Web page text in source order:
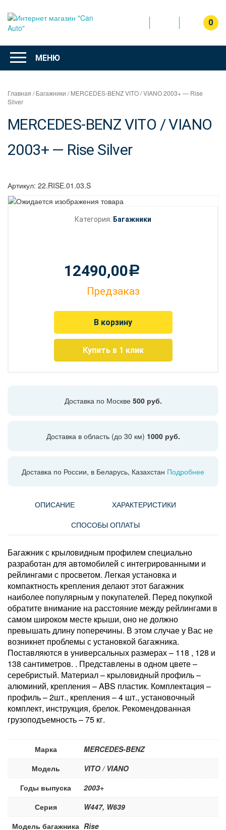
содержимому
Интернет
магазин
"Can Auto"
0
МЕНЮ
Главная /Багажники / MERCEDES-BENZ VITO / VIANO 2003+ — Rise
Silver
MERCEDES-BENZ VITO / VIANO
2003+ — Rise Silver
Артикул: 22.RISE.01.03.S
Категория: Багажники
12490,00Р
Предзаказ
В корзину
Купить в 1 клик
Доставка по Москве 500 руб.
Доставка в область (до 30 км) 1000 руб.
Доставка по России, в Беларусь, Казахстан Подробнее
ОПИСАНИЕ
ХАРАКТЕРИСТИКИ
СПОСОБЫ ОПЛАТЫ
Багажник с крыловидным профилем специально
разработан для автомобилей с интегрированными и
рейлингами с просветом. Легкая установка и
компактность крепления делают этот багажник
наиболее популярным у покупателей. Перед покупкой
обратите внимание на расстояние между рейлингами в
самом широком месте крыши, оно не должно
превышать длину поперечины. В этом случае у Вас не
возникнет проблемы с установкой багажника.
Поставляются в универсальных размерах – 118 , 128 и
138 сантиметров. . Представлены в одном цвете –
серебристый. Материал – крыловидный профиль –
алюминий, крепления – ABS пластик. Комплектация –
профиль – 2шт., крепления – 4 шт., установочный
комплект, инструкция, брелок. Рекомендованная
грузоподъемность – 75 кг.
Марка
MERCEDES-BENZ
Модель
VITO / VIANO
Годы выпуска
2003+
Серия
W447, W639
Модель багажника Rise